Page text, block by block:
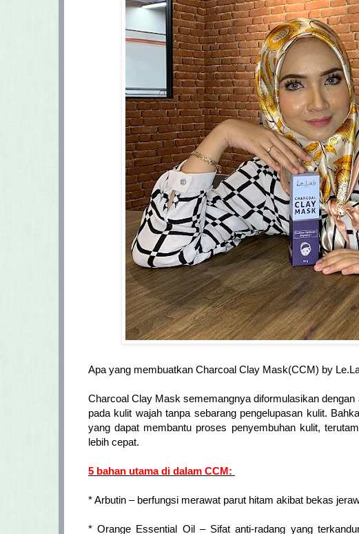
Apa yang membuatkan Charcoal Clay Mask(CCM) by
Charcoal Clay Mask sememangnya diformulasikan
pada kulit wajah tanpa sebarang pengelupasan kulit.
yang dapat membantu proses penyembuhan kulit,
lebih cepat.
5 bahan utama di dalam CCM:
* Arbutin – berfungsi merawat parut hitam akibat bekas
* Orange Essential Oil – Sifat anti-radang yang